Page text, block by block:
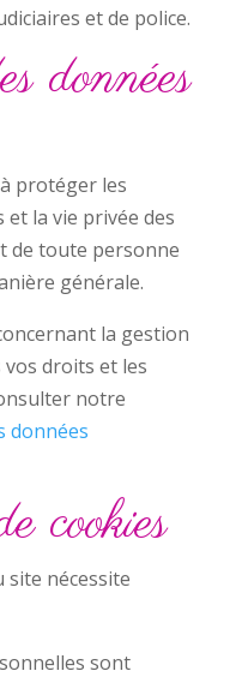
et de police.
données
protéger les
la vie privée des
de toute personne
générale.
la gestion
droits et les
notre
données
cookies
nécessite
sont